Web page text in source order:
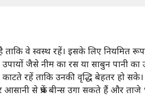
वे स्वस्थ रहें। इसके लिए नियमित
जैसे नीम का रस या साबुन पानी का
रहें ताकि उनकी वृद्धि बेहतर हो सके।
से फ्रेंच बीन्स उगा सकते हैं और